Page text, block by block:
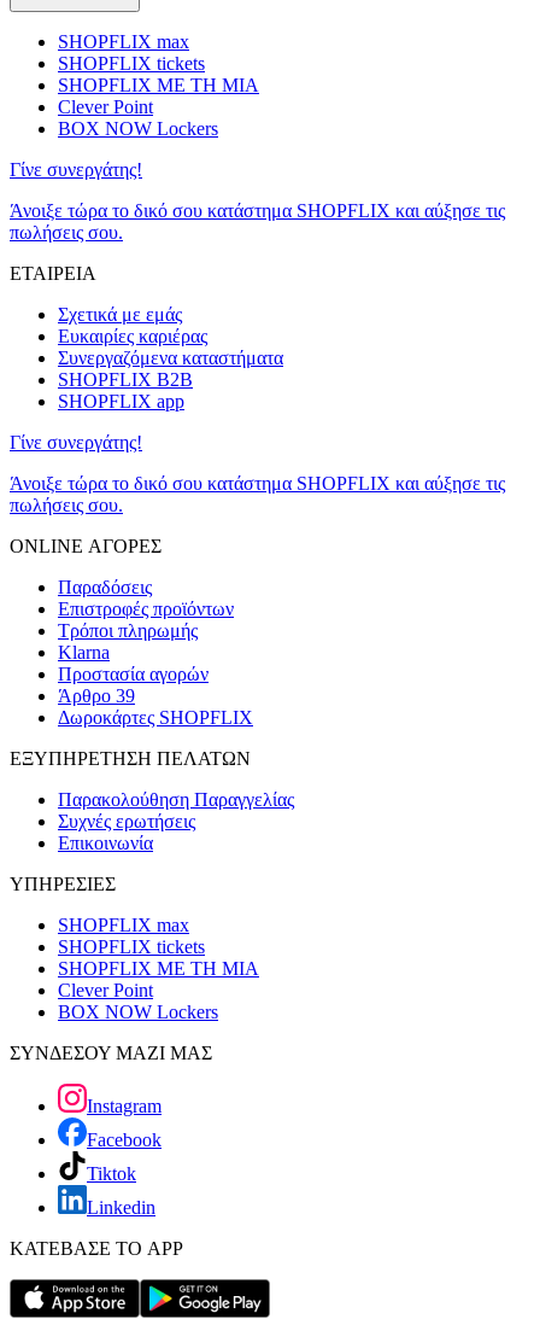
SHOPFLIX max
SHOPFLIX tickets
SHOPFLIX ΜΕ ΤΗ ΜΙΑ
Clever Point
BOX NOW Lockers
Γίνε συνεργάτης!
Άνοιξε τώρα το δικό σου κατάστημα SHOPFLIX και αύξησε τις
πωλήσεις σου.
ΕΤΑΙΡΕΙΑ
Σχετικά με εμάς
Ευκαιρίες καριέρας
Συνεργαζόμενα καταστήματα
SHOPFLIX B2B
SHOPFLIX app
Γίνε συνεργάτης!
Άνοιξε τώρα το δικό σου κατάστημα SHOPFLIX και αύξησε τις
πωλήσεις σου.
ONLINE ΑΓΟΡΕΣ
Παραδόσεις
Επιστροφές προϊόντων
Τρόποι πληρωμής
Klarna
Προστασία αγορών
Άρθρο 39
Δωροκάρτες SHOPFLIX
ΕΞΥΠΗΡΕΤΗΣΗ ΠΕΛΑΤΩΝ
Παρακολούθηση Παραγγελίας
Συχνές ερωτήσεις
Επικοινωνία
ΥΠΗΡΕΣΙΕΣ
SHOPFLIX max
SHOPFLIX tickets
SHOPFLIX ΜΕ ΤΗ ΜΙΑ
Clever Point
BOX NOW Lockers
ΣΥΝΔΕΣΟΥ ΜΑΖΙ ΜΑΣ
Instagram
Facebook
Tiktok
Linkedin
ΚΑΤΕΒΑΣΕ ΤΟ APP